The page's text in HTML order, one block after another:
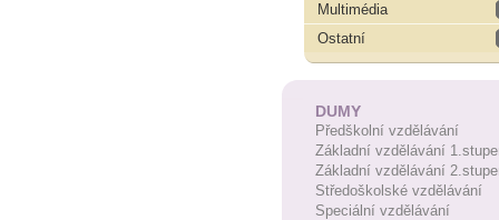
Multimédia
Ostatní
DUMY
Předškolní vzdělávání
Základní vzdělávání
Základní vzdělávání
Středoškolské vzdělávání
Speciální vzdělávání